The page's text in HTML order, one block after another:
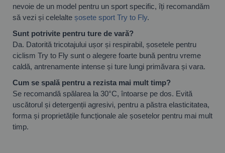
nevoie de un model pentru un sport specific, îți recomandăm
să vezi și celelalte șosete sport Try to Fly.
Sunt potrivite pentru ture de vară?
Da. Datorită tricotajului ușor și respirabil, șosetele pentru
ciclism Try to Fly sunt o alegere foarte bună pentru vreme
caldă, antrenamente intense și ture lungi primăvara și vara.
Cum se spală pentru a rezista mai mult timp?
Se recomandă spălarea la 30°C, întoarse pe dos. Evită
uscătorul și detergenții agresivi, pentru a păstra elasticitatea,
forma și proprietățile funcționale ale șosetelor pentru mai mult
timp.